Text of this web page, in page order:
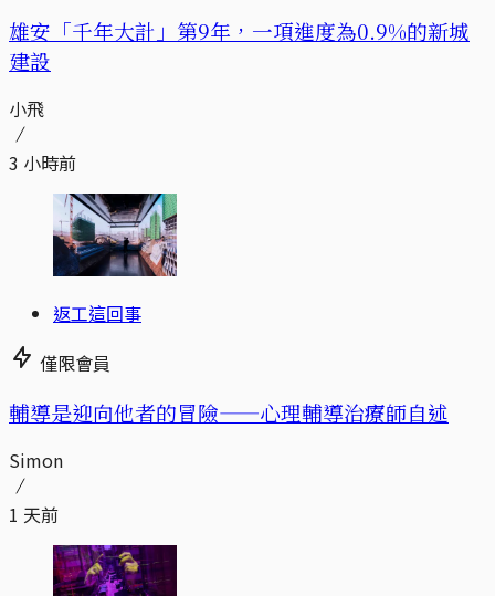
​​雄安「千年大計」第9年，一項進度為0.9%的新城
建設
小飛
3 小時前
返工這回事
僅限會員
輔導是迎向他者的冒險——心理輔導治療師自述
Simon
1 天前